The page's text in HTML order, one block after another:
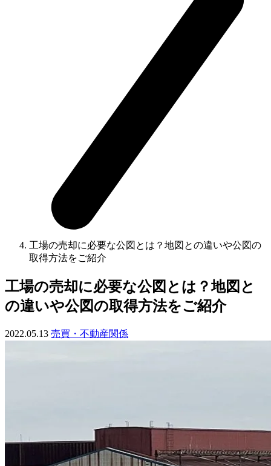
工場の売却に必要な公図とは？地図との違いや公図の
取得方法をご紹介
工場の売却に必要な公図とは？地図と
の違いや公図の取得方法をご紹介
2022.05.13 売買・不動産関係